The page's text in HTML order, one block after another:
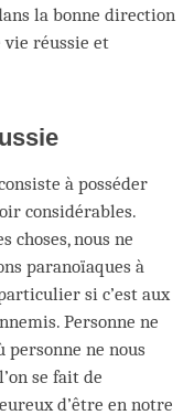
la bonne direction
vie réussie et
à posséder
considérables.
choses, nous ne
paranoïaques à
si c’est aux
Personne ne
personne ne nous
se fait de
d’être en notre